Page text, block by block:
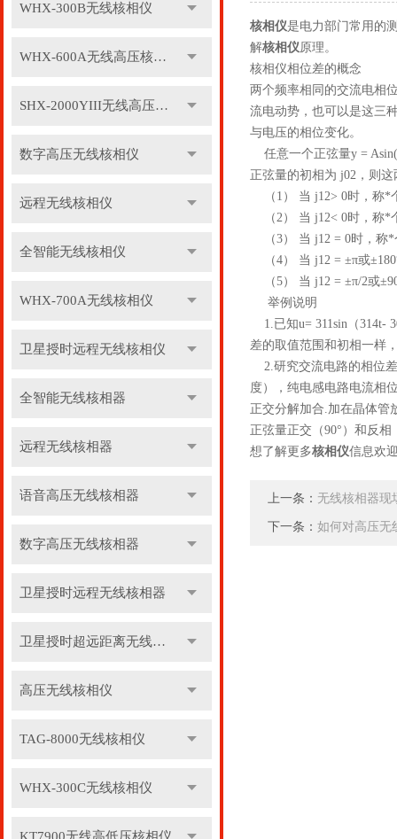
WHX-300B无线核相仪
WHX-600A无线高压核相仪
SHX-2000YIII无线高压核相仪
数字高压无线核相仪
远程无线核相仪
全智能无线核相仪
WHX-700A无线核相仪
卫星授时远程无线核相仪
全智能无线核相器
远程无线核相器
语音高压无线核相器
数字高压无线核相器
卫星授时远程无线核相器
卫星授时超远距离无线核相器
高压无线核相仪
TAG-8000无线核相仪
WHX-300C无线核相仪
核相仪是电力部门常用的
解核相仪原理。
核相仪相位差的概念
两个频率相同的交流电相
流电动势，也可以是这三
与电压的相位变化。
任意一个正弦量y =
正弦量的初相为 j02，则
（1） 当 j12> 0时，称*
（2） 当 j12< 0时，称*
（3） 当 j12 = 0时，称*
（4） 当 j12 = ±π或
（5） 当 j12 = ±π/2或
举例说明
1.已知u= 311sin（314t-
差的取值范围和初相一样
2.研究交流电路的相位
度），纯电感电路电流相
正交分解加合.加在晶体管
正弦量正交（90°）和反
想了解更多核相仪信息欢
上一条： 无线核相器现
下一条： 如何对高压无